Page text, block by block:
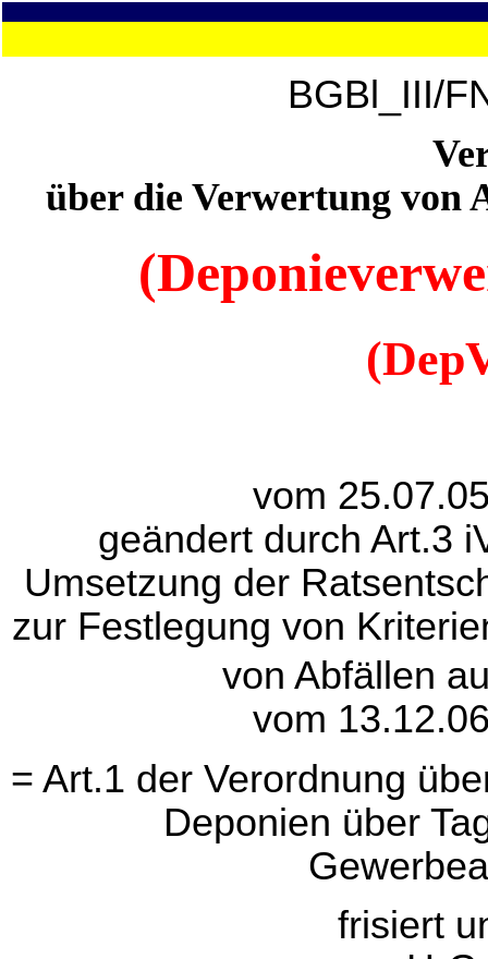
BGBl_III/
über die Verwertung von
vom
geändert durch Art.3
Umsetzung der
zur Festlegung von
von Abfällen
vom
= Art.1 der Verordnung
Deponien über
frisiert